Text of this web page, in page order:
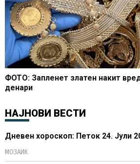
ФОТО: Запленет златен накит
денари
НАЈНОВИ ВЕСТИ
Дневен хороскоп: Петок 24. Јули
МОЗАИК